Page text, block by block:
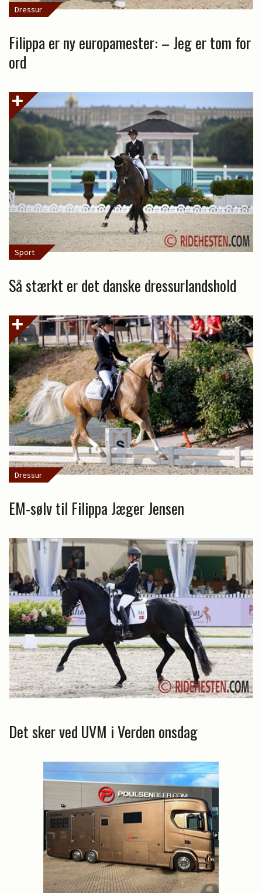
Dressur
Filippa er ny europamester: – Jeg er tom for
ord
Sport
Så stærkt er det danske dressurlandshold
Dressur
EM-sølv til Filippa Jæger Jensen
Det sker ved UVM i Verden onsdag